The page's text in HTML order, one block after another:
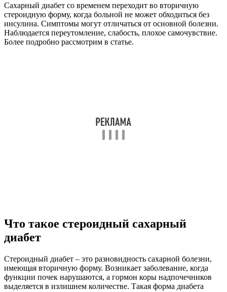
Сахарный диабет со временем переходит во вторичную
стероидную форму, когда больной не может обходиться без
инсулина. Симптомы могут отличаться от основной болезни.
Наблюдается переутомление, слабость, плохое самочувствие.
Более подробно рассмотрим в статье.
Что такое стероидный сахарный
диабет
Стероидный диабет – это разновидность сахарной болезни,
имеющая вторичную форму. Возникает заболевание, когда
функции почек нарушаются, а гормон коры надпочечников
выделяется в излишнем количестве. Такая форма диабета